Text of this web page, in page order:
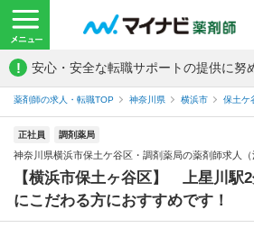
! 安心・安全な転職サポートの提供に努
薬剤師の求人・転職TOP 神奈川県 横浜市 保土ケ
正社員 調剤薬局
神奈川県横浜市保土ケ谷区・調剤薬局の薬剤師求人（
【横浜市保土ヶ谷区】 上星川駅
にこだわる方におすすめです！